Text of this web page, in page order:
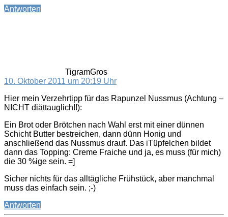
Antworten
TigramGros
10. Oktober 2011 um 20:19 Uhr
Hier mein Verzehrtipp für das Rapunzel Nussmus (Achtung –
NICHT diättauglich!!):
Ein Brot oder Brötchen nach Wahl erst mit einer dünnen
Schicht Butter bestreichen, dann dünn Honig und
anschließend das Nussmus drauf. Das iTüpfelchen bildet
dann das Topping: Creme Fraiche und ja, es muss (für mich)
die 30 %ige sein. =]
Sicher nichts für das alltägliche Frühstück, aber manchmal
muss das einfach sein. ;-)
Antworten